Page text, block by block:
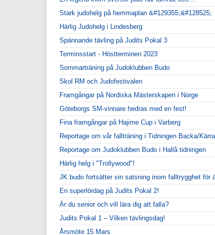
Stark judohelg på hemmaplan &#129355;&#128525;
Härlig Judohelg i Lindesberg
Spännande tävling på Judits Pokal 3
Terminsstart - Höstterminen 2023
Sommarträning på Judoklubben Budo
Skol RM och Judofestivalen
Framgångar på Nordiska Mästerskapen i Norge
Göteborgs SM-vinnare hedras med en fest!
Fina framgångar på Hajime Cup i Varberg
Reportage om vår fallträning i Tidningen Backa/Kärra
Reportage om Judoklubben Budo i Hallå tidningen
Härlig helg i "Trollywood"!
JK budo fortsätter sin satsning inom falltrygghet för
En superlördag på Judits Pokal 2!
Är du senior och vill lära dig att falla?
Judits Pokal 1 – Vilken tävlingsdag!
Årsmöte 15 Mars